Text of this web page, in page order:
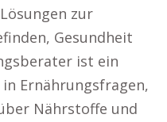
zur
Gesundheit
ist ein
Ernährungsfragen,
Nährstoffe und